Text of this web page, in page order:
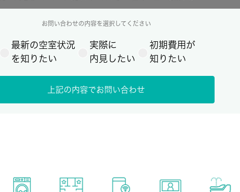
お問い合わせの内容を選択してください
最新の空室状況
を知りたい
実際に
内見したい
初期費用が
知りたい
上記の内容でお問い合わせ